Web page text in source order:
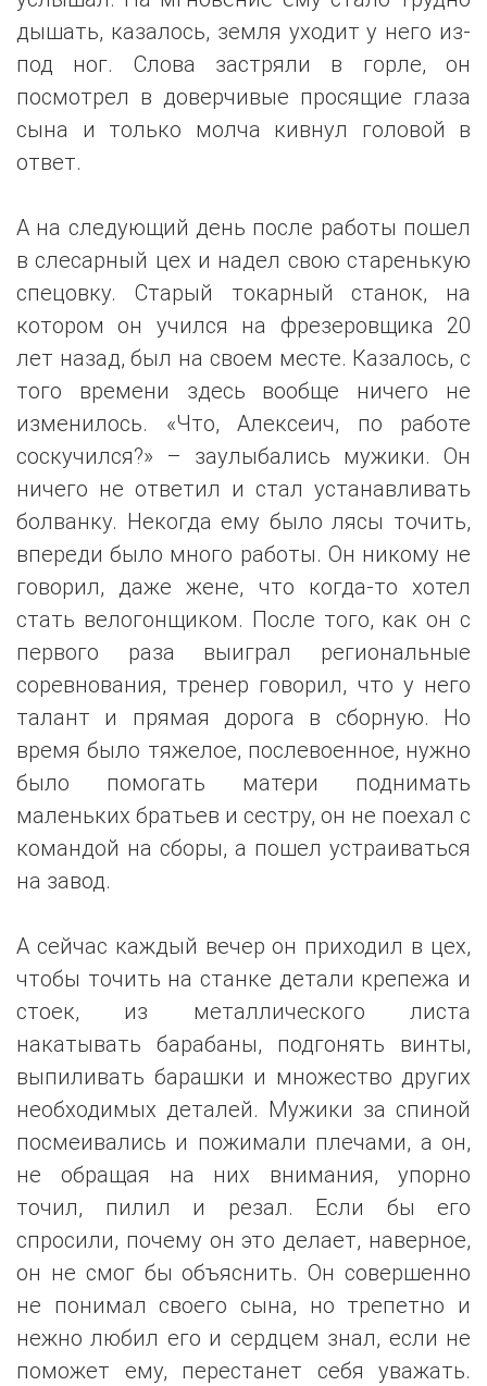
дышать, казалось, земля уходит у него из-
под ног. Слова застряли в горле, он
посмотрел в доверчивые просящие глаза
сына и только молча кивнул головой в
ответ.
А на следующий день после работы пошел
в слесарный цех и надел свою старенькую
спецовку. Старый токарный станок, на
котором он учился на фрезеровщика 20
лет назад, был на своем месте. Казалось, с
того времени здесь вообще ничего не
изменилось. «Что, Алексеич, по работе
соскучился?» – заулыбались мужики. Он
ничего не ответил и стал устанавливать
болванку. Некогда ему было лясы точить,
впереди было много работы. Он никому не
говорил, даже жене, что когда-то хотел
стать велогонщиком. После того, как он с
первого раза выиграл региональные
соревнования, тренер говорил, что у него
талант и прямая дорога в сборную. Но
время было тяжелое, послевоенное, нужно
было помогать матери поднимать
маленьких братьев и сестру, он не поехал с
командой на сборы, а пошел устраиваться
на завод.
А сейчас каждый вечер он приходил в цех,
чтобы точить на станке детали крепежа и
стоек, из металлического листа
накатывать барабаны, подгонять винты,
выпиливать барашки и множество других
необходимых деталей. Мужики за спиной
посмеивались и пожимали плечами, а он,
не обращая на них внимания, упорно
точил, пилил и резал. Если бы его
спросили, почему он это делает, наверное,
он не смог бы объяснить. Он совершенно
не понимал своего сына, но трепетно и
нежно любил его и сердцем знал, если не
поможет ему, перестанет себя уважать.